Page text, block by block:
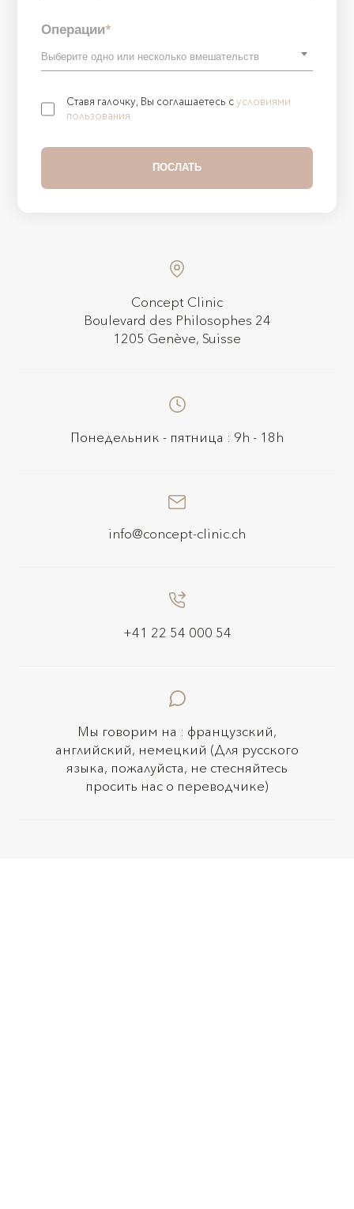
Операции*
Ставя галочку, Вы соглашаетесь сусловиями
пользования
Concept Clinic
Boulevard des Philosophes 24
1205 Genève, Suisse
Понедельник - пятница : 9h - 18h
info@concept-clinic.ch
+41 22 54 000 54
Мы говорим на : французский,
английский, немецкий (Для русского
языка, пожалуйста, не стесняйтесь
просить нас о переводчике)